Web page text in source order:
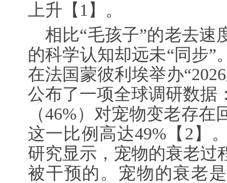
上升 【1】 。
相比“毛孩子”的老去速
的科学认知却远未“同步”
在法国蒙彼利埃举办
公布了一项全球调研数据
（46%）对宠物变老存
这一比例高达49% 【2】
研究显示，宠物的衰老过
被干预的。宠物的衰老